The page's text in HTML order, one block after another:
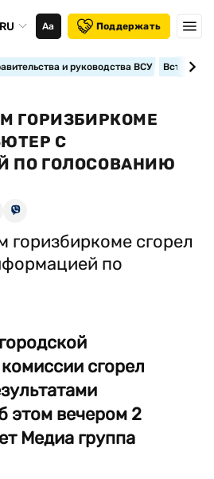
RU Аа Поддержать
и руководства ВСУ
ГОРИЗБИРКОМЕ
С
ПО ГОЛОСОВАНИЮ
сгорел
этом вечером 2
Медиа группа